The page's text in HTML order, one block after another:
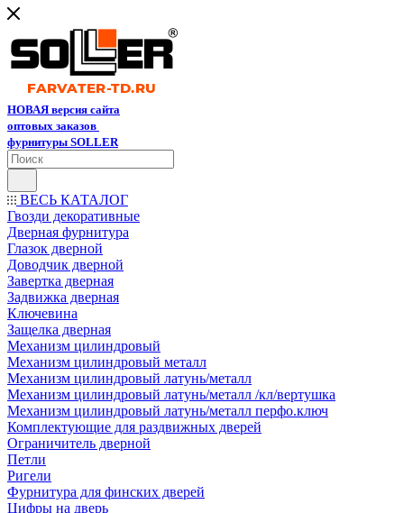
НОВАЯ версия сайта
оптовых заказов
фурнитуры SOLLER
ВЕСЬ КАТАЛОГ
Гвозди декоративные
Дверная фурнитура
Глазок дверной
Доводчик дверной
Завертка дверная
Задвижка дверная
Ключевина
Защелка дверная
Механизм цилиндровый
Механизм цилиндровый металл
Механизм цилиндровый латунь/металл
Механизм цилиндровый латунь/металл /кл/вертушка
Механизм цилиндровый латунь/металл перфо.ключ
Комплектующие для раздвижных дверей
Ограничитель дверной
Петли
Ригели
Фурнитура для финских дверей
Цифры на дверь